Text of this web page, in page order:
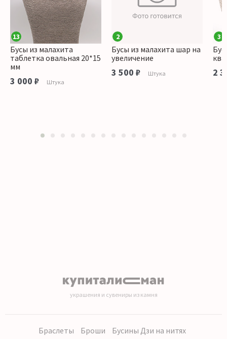
13
Бусы из малахита
таблетка овальная 20*15
мм
3 000 ₽ Штука
2
Бусы из малахита шар на
увеличение
3 500 ₽ Штука
3
2
украшения и сувениры из камня
Браслеты Броши Бусины Дзи на нитях